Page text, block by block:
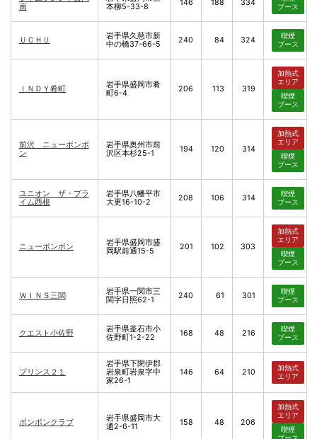
南
本柳5-33-8
146 188 334
ブース
ＵＣＨＵ
岩手県久慈市新
中の橋37-66-5
240 84 324
喫煙
ブース
ＩＮＤＹ肴町
岩手県盛岡市肴
町6-4
206 113 319
加熱式
エリア
喫煙
ブース
前沢 ニューボンボ
ン
岩手県奥州市前
沢区本杉25-1
194 120 314
加熱式
エリア
喫煙
ブース
ユニオン ザ・プラ
イム西根
岩手県八幡平市
大更16-10-2
208 106 314
喫煙
ブース
ニューボンボン
岩手県盛岡市盛
岡駅前通15-5
201 102 303
加熱式
エリア
喫煙
ブース
ＷＩＮＳ三関
岩手県一関市三
関字日照62-1
240 61 301
喫煙
ブース
クエスト小佐野
岩手県釜石市小
佐野町1-2-22
168 48 216
喫煙
ブース
プリンス２１
岩手県下閉伊郡
岩泉町岩泉字中
家26-1
146 64 210
加熱式
エリア
ボンボンクラブ
岩手県盛岡市大
通2-6-11
158 48 206
加熱式
エリア
喫煙